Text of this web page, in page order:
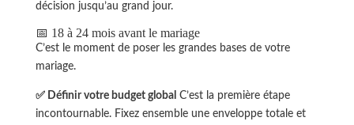
décision jusqu’au grand jour.
📅 18 à 24 mois avant le mariage
C’est le moment de poser les grandes bases de votre
mariage.
✅ Définir votre budget global C’est la première étape
incontournable. Fixez ensemble une enveloppe totale et